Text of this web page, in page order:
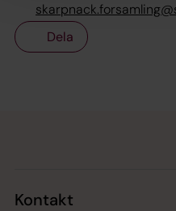
Dela
Kontakt